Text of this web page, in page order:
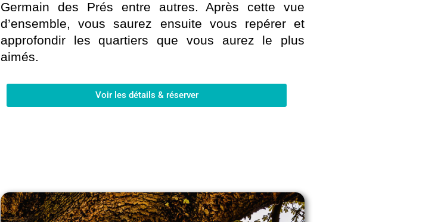
Germain des Prés entre autres. Après cette vue
d’ensemble, vous saurez ensuite vous repérer et
approfondir les quartiers que vous aurez le plus
aimés.
Voir les détails & réserver